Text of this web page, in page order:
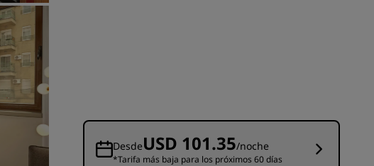
de reuniones
Hoteles en el centro de la ciudad
Visita nuestro blog
DesdeUSD 101.35/noche
*Tarifa más baja para los próximos 60 días